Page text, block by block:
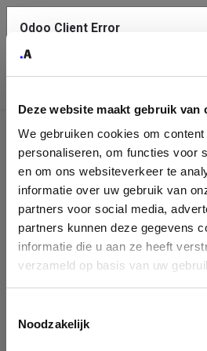
Deze website maakt gebruik van
We gebruiken cookies om
personaliseren, om functies voor
en om ons websiteverkeer te
informatie over uw gebruik van
partners voor social media,
partners kunnen deze gegevens
informatie die u aan ze heeft
verzameld op basis van uw
Noodzakelijk
Company
Identification
Please fill in your
You can search a company in our
enterprise ID. When a company is
form. If you don't find your company in
Odoo Client Error
service.
See details
Ok